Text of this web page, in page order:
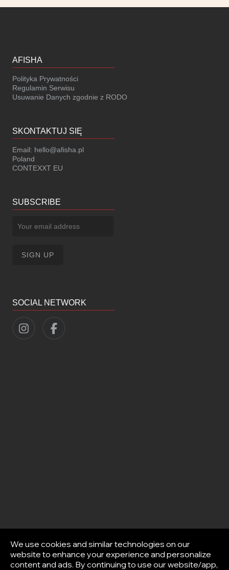
AFISHA
Polityka Prywatności
Regulamin Serwisu
Usuwanie Danych zgodnie z RODO
SKONTAKTUJ SIĘ
Email: hello@afisha.pl
Poland
CONTEXXT EU
SUBSCRIBE
SOCIAL NETWORK
We use cookies and similar technologies on our
website to enhance your experience and personalize
content and ads. By continuing to use our website/app,